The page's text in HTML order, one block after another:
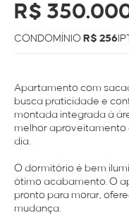
R$
CONDOMÍNIO R$ 256
Apartamento com
busca praticidade e
montada integrada à
melhor aproveitamento
dia.
O dormitório é bem
ótimo acabamento. O
pronto para morar,
mudança.